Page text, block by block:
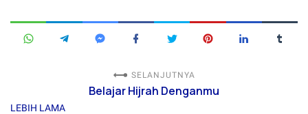
SELANJUTNYA
Belajar Hijrah Denganmu
LEBIH LAMA